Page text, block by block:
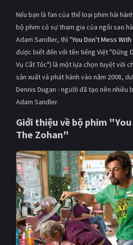
Kinh dị Tội
Phiêu lưu Hài
Viễn tưởng
Hoạt hình
Tình cảm - Lãng mạn Kỳ
Bí ẩn
Viễn Tây
GameShow
QUỐC GIA
Âu - Mỹ
Hàn Quốc
Nếu bạn là fan của thể loại phim hài
bộ phim có sự tham gia của ngôi sao
Adam Sandler, thì "You Don't Mess
được biết đến với tên tiếng Việt "Đừng
Vụ Cắt Tóc") là một lựa chọn tuyệt vời
sản xuất và phát hành vào năm 2008,
Dennis Dugan - người đã tạo nên nhiều
Adam Sandler.
Giới thiệu về bộ phim
The Zohan"